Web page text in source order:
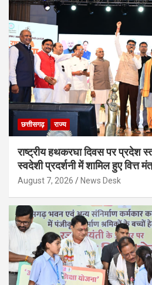
छत्तीसगढ़ राज्य
राष्ट्रीय हथकरघा दिवस पर प्रदेश
स्वदेशी प्रदर्शनी में शामिल हुए वित्त
August 7, 2026 News Desk